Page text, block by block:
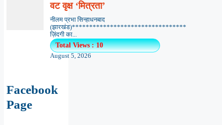
वट वृक्ष ‘मित्रता’
नीलम प्रभा सिन्हाधनबाद
(झारखंड)*********************************
ज़िंदगी का...
Total Views : 10
August 5, 2026
Facebook
Page